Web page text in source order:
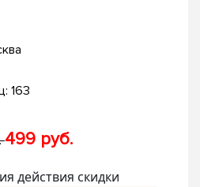
163
499 руб.
действия скидки